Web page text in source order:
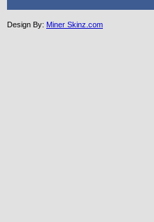
Design By: Miner Skinz.com